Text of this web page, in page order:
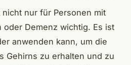
nur für Personen mit
oder Demenz wichtig. Es ist
anwenden kann, um die
Gehirns zu erhalten und zu